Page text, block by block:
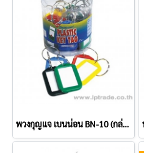
พวงกุญแจ เบนน่อน BN-10 (กล่อง 25 อัน)